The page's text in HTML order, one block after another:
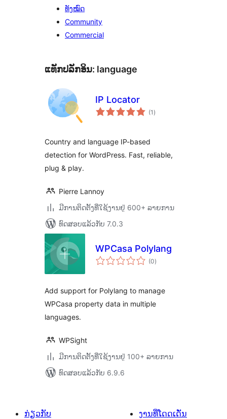
ທັງໝົດ
Community
Commercial
ແທັກປລັກອິນ: language
IP Locator
(1 ຄະແນນ
ທັງໝົດ
)
Country and language IP-based
detection for WordPress. Fast, reliable,
plug & play.
Pierre Lannoy
ມີການຕິດຕັ້ງທີ່ໃຊ້ງານຢູ່ 600+ ລາຍການ
ທົດສອບແລ້ວກັບ 7.0.3
WPCasa Polylang
(0ຄະແນນ
ທັງໝົດ
)
Add support for Polylang to manage
WPCasa property data in multiple
languages.
WPSight
ມີການຕິດຕັ້ງທີ່ໃຊ້ງານຢູ່ 100+ ລາຍການ
ທົດສອບແລ້ວກັບ 6.9.6
ກ່ຽວກັບ
ງານທີ່ໂດດເດັ່ນ